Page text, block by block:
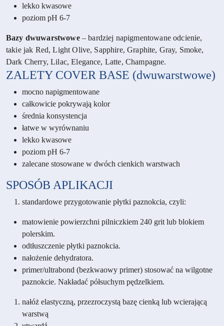
lekko kwasowe
poziom pH 6-7
Bazy dwuwarstwowe– bardziej napigmentowane odcienie,
takie jak Red, Light Olive, Sapphire, Graphite, Gray, Smoke,
Dark Cherry, Lilac, Elegance, Latte, Champagne.
ZALETY COVER BASE (dwuwarstwowe)
mocno napigmentowane
całkowicie pokrywają kolor
średnia konsystencja
łatwe w wyrównaniu
lekko kwasowe
poziom pH 6-7
zalecane stosowane w dwóch cienkich warstwach
SPOSÓB APLIKACJI
standardowe przygotowanie płytki paznokcia, czyli:
matowienie powierzchni pilniczkiem 240 grit lub blokiem
polerskim.
odtłuszczenie płytki paznokcia.
nałożenie dehydratora.
primer/ultrabond (bezkwaowy primer) stosować na wilgotne
paznokcie. Nakładać półsuchym pędzelkiem.
nałóż elastyczną, przezroczystą bazę cienką lub wcierającą
warstwą